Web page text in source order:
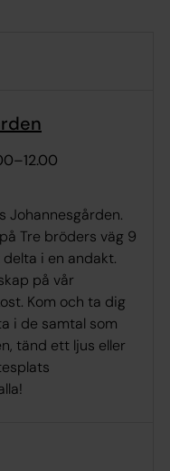
–12.00
Johannesgården.
Tre bröders väg 9
i en andakt.
på vår
Kom och ta dig
i de samtal som
tänd ett ljus eller